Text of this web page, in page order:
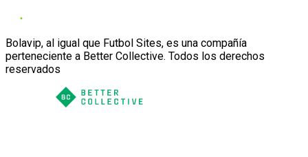
Bolavip, al igual que Futbol Sites, es una compañía
perteneciente a Better Collective. Todos los derechos
reservados